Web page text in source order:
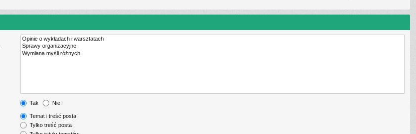
Tak Nie
Temat i treść posta
Tylko treść posta